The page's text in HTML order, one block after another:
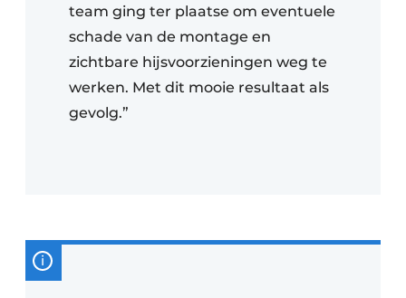
team ging ter plaatse om eventuele
schade van de montage en
zichtbare hijsvoorzieningen weg te
werken. Met dit mooie resultaat als
gevolg.”